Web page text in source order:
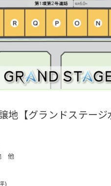
地【グランドステージ
他
)